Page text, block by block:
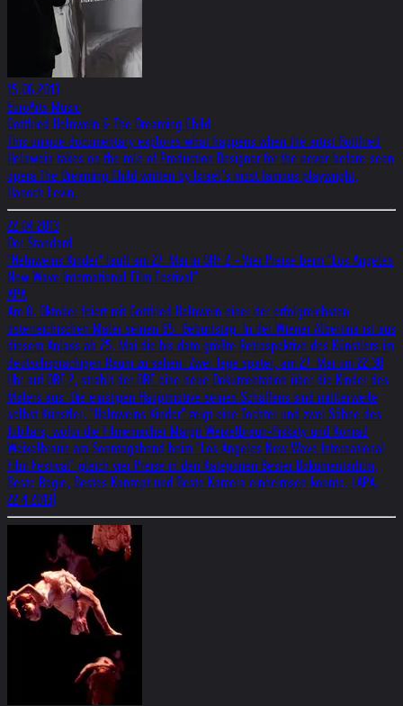
15.06.2013
EuroArts Music
Gottfried Helnwein & The Dreaming Child
This unique documentary explores what happens when the artist Gottfried
Helnwein takes on the role of Production Designer for the never-before-seen
opera The Dreaming Child written by Israel’s most famous playwright,
Hanoch Levin.
22.04.2013
Der Standard
"Helnweins Kinder" läuft am 27. Mai in ORF 2 - Vier Preise beim "Los Angeles
New Wave International Film Festival"
APA
Am 8. Oktober feiert mit Gottfried Helnwein einer der erfolgreichsten
österreichischen Maler seinen 65. Geburtstag. In der Wiener Albertina ist aus
diesem Anlass ab 25. Mai die bis dato größte Retrospektive des Künstlers im
deutschsprachigen Raum zu sehen. Zwei Tage später, am 27. Mai um 22.30
Uhr auf ORF 2, strahlt der ORF eine neue Dokumentation über die Kinder des
Malers aus. Die einstigen Hauptmotive seines Schaffens sind mittlerweile
selbst Künstler: "Helnweins Kinder" zeigt eine Tochter und zwei Söhne des
Jubilars, wofür die Filmemacher Margit Weixelbraun-Piskaty und Konrad
Weixelbraun am Sonntagabend beim "Los Angeles New Wave International
Film Festival" gleich vier Preise in den Kategorien Bester Dokumentarfilm,
Beste Regie, Bestes Konzept und Beste Kamera einheimsen konnte. (APA,
22.4.2013)